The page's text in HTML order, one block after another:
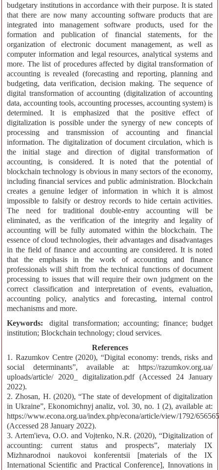
budgetary institutions in accordance with their purpose. It is stated
that there are now many accounting software products that are
integrated into management software products, used for the
formation and publication of financial statements, for the
organization of electronic document management, as well as
computer information and legal resources, analytical systems and
more. The list of procedures affected by digital transformation of
accounting is revealed (forecasting and reporting, planning and
budgeting, data verification, decision making. The sequence of
digital transformation of accounting (digitalization of accounting
data, accounting tools, accounting processes, accounting system) is
determined. It is emphasized that the positive effect of
digitalization is possible under the synergy of new concepts of
processing and transmission of accounting and financial
information. The digitalization of document circulation, which is
the initial stage and direction of digital transformation of
accounting, is considered. It is noted that the potential of
blockchain technology is obvious in many sectors of the economy,
including financial services and public administration. Blockchain
creates a genuine ledger of information in which it is almost
impossible to falsify or destroy records to hide certain activities.
The need for traditional double-entry accounting will be
eliminated, as the verification of the integrity and legality of
accounting will be fully automated within the blockchain. The
essence of cloud technologies, their advantages and disadvantages
in the field of finance and accounting are considered. It is noted
that the emphasis in the work of accounting and finance
professionals will shift from the technical functions of document
processing to issues that will require their own judgment on the
correct classification and interpretation of events, evaluation,
accounting policy, analytics and forecasting, internal control
mechanisms and more.
Keywords:
digital transformation; accounting; finance; budget
institution; Blockchain technology; cloud services.
References
1. Razumkov Centre (2020), “Digital economy: trends, risks and
social determinants”, available at: https://razumkov.org.ua/
uploads/article/ 2020_ digitalization.pdf (Accessed 24 January
2022).
2. Zhosan, H. (2020), “The state of development of digitalization
in Ukraine”, Ekonomichnyj analiz, vol. 30, no. 1 (2), available at:
https://www.econa.org.ua/index.php/econa/article/view/1792/
(Accessed 28 January 2022).
3. Artem'ieva, O.O. and Vojtenko, N.R. (2020), “Digitalization of
accounting: current status and prospects”, materialy IХ
Mizhnarodnoi naukovoi konferentsii [materials of the IX
International Scientific and Practical Conference], Innovations in